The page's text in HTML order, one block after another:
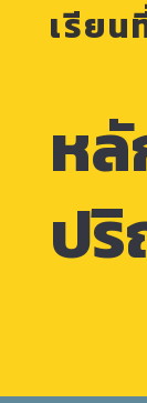
เรียน
ห
ป